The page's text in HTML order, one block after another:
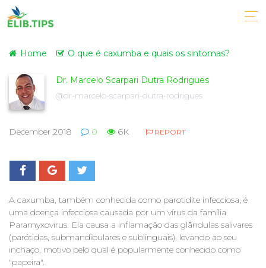
Home O que é caxumba e quais os sintomas?
Dr. Marcelo Scarpari Dutra Rodrigues
@dr-marcelo-scarpari-dutra-rodrigues
December 2018 0 6K REPORT
A caxumba, também conhecida como parotidite infecciosa, é
uma doença infecciosa causada por um vírus da família
Paramyxovirus. Ela causa a inflamação das glândulas salivares
(parótidas, submandibulares e sublinguais), levando ao seu
inchaço, motivo pelo qual é popularmente conhecido como
"papeira".